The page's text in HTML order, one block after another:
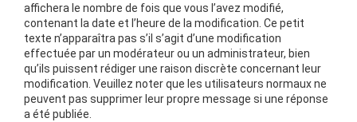
affichera le nombre de fois que vous l’avez modifié,
contenant la date et l’heure de la modification. Ce petit
texte n’apparaîtra pas s’il s’agit d’une modification
effectuée par un modérateur ou un administrateur, bien
qu’ils puissent rédiger une raison discrète concernant leur
modification. Veuillez noter que les utilisateurs normaux ne
peuvent pas supprimer leur propre message si une réponse
a été publiée.